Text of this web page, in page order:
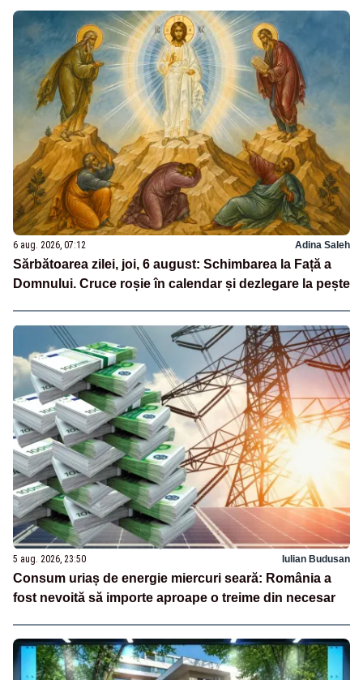
6 aug. 2026, 07:12 Adina Saleh
Sărbătoarea zilei, joi, 6 august: Schimbarea la Față a
Domnului. Cruce roșie în calendar și dezlegare la pește
5 aug. 2026, 23:50 Iulian Budusan
Consum uriaș de energie miercuri seară: România a
fost nevoită să importe aproape o treime din necesar